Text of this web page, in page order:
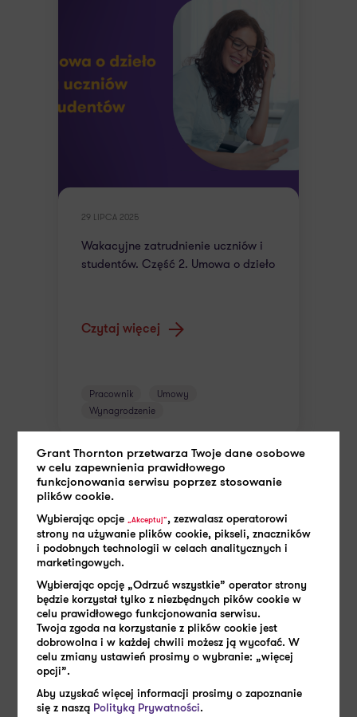
29 LIPCA 2025
Wakacyjne zatrudnienie uczniów i
studentów. Część 2. Umowa o dzieło
Czytaj więcej
Pracownik
Umowy
Wynagrodzenie
Grant Thornton przetwarza Twoje dane osobowe
w celu zapewnienia prawidłowego
funkcjonowania serwisu poprzez stosowanie
plików cookie.
Wybierając opcje„Akceptuj”, zezwalasz operatorowi
strony na używanie plików cookie, pikseli, znaczników
i podobnych technologii w celach analitycznych i
marketingowych.
Wybierając opcję „Odrzuć wszystkie” operator strony
będzie korzystał tylko z niezbędnych pików cookie w
celu prawidłowego funkcjonowania serwisu.
Twoja zgoda na korzystanie z plików cookie jest
dobrowolna i w każdej chwili możesz ją wycofać. W
celu zmiany ustawień prosimy o wybranie: „więcej
opcji”.
Aby uzyskać więcej informacji prosimy o zapoznanie
się z naszą Polityką Prywatności.